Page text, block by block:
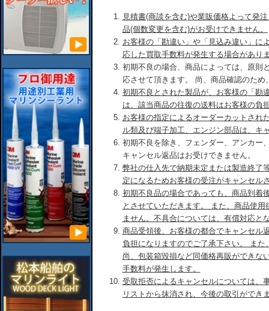
見積書(商談を含む)や業販価格よって発
品(個数変更を含む)がお受けできません。
お客様の「勘違い」や「見込み違い」に
応した買取手数料が発生する場合があり
初期不良の場合、商品によっては、原則
応させて頂きます。 尚、商品確認のた
初期不良とされた製品が、お客様の「勘
は、該当商品の往復の送料はお客様の負
お客様の指定によるオーダーカットされ
ル類及び端子加工、エンジン部品は、キ
初期不良を除き、フェンダー、アンカー
キャンセル返品はお受けできません。
弊社の仕入先で納期未定または製造終了
定になるためお客様の受注がキャンセル
初期不良品の場合であっても、商品到着
とさせていただきます。 また、商品使
ません。不具合については、有償対応と
商品受領後、お客様の都合でキャンセル
負担になりますのでご了承下さい。 ま
尚、包装箱毀損など同価格再販ができな
手数料が発生します。
受取拒否によるキャンセルについては、
リストから抹消され、今後の取引ができ